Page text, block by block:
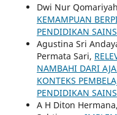
Dwi Nur
KEMAMPUAN
PENDIDIKAN
Agustina Sri
Permata Sari,
NAMBAHI DARI
KONTEKS
PENDIDIKAN
A H Diton